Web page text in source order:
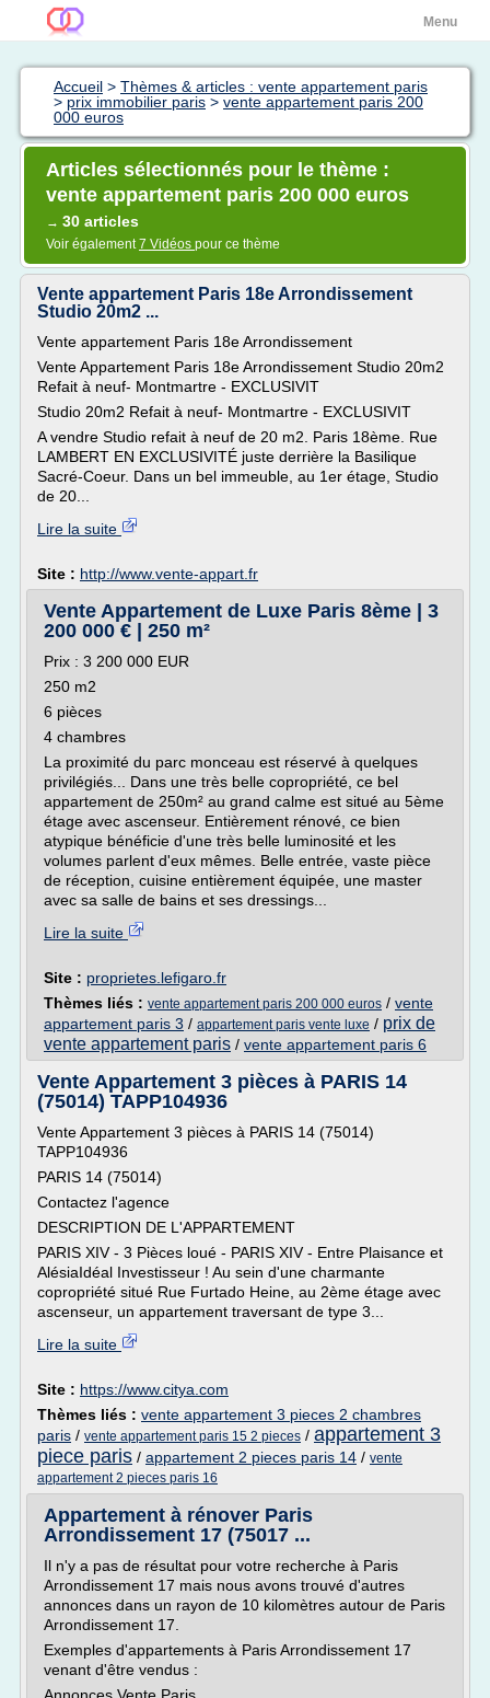
Menu
Accueil > Thèmes & articles : vente appartement paris
> prix immobilier paris > vente appartement paris 200
000 euros
Articles sélectionnés pour le thème :
vente appartement paris 200 000 euros
→ 30 articles
Voir également7 Vidéos pour ce thème
Vente appartement Paris 18e Arrondissement
Studio 20m2 ...
Vente appartement Paris 18e Arrondissement
Vente Appartement Paris 18e Arrondissement Studio 20m2
Refait à neuf- Montmartre - EXCLUSIVIT
Studio 20m2 Refait à neuf- Montmartre - EXCLUSIVIT
A vendre Studio refait à neuf de 20 m2. Paris 18ème. Rue
LAMBERT EN EXCLUSIVITÉ juste derrière la Basilique
Sacré-Coeur. Dans un bel immeuble, au 1er étage, Studio
de 20...
Lire la suite
Site : http://www.vente-appart.fr
Vente Appartement de Luxe Paris 8ème | 3
200 000 € | 250 m²
Prix : 3 200 000 EUR
250 m2
6 pièces
4 chambres
La proximité du parc monceau est réservé à quelques
privilégiés... Dans une très belle copropriété, ce bel
appartement de 250m² au grand calme est situé au 5ème
étage avec ascenseur. Entièrement rénové, ce bien
atypique bénéficie d'une très belle luminosité et les
volumes parlent d'eux mêmes. Belle entrée, vaste pièce
de réception, cuisine entièrement équipée, une master
avec sa salle de bains et ses dressings...
Lire la suite
Site : proprietes.lefigaro.fr
Thèmes liés : vente appartement paris 200 000 euros / vente
appartement paris 3 / appartement paris vente luxe / prix de
vente appartement paris / vente appartement paris 6
Vente Appartement 3 pièces à PARIS 14
(75014) TAPP104936
Vente Appartement 3 pièces à PARIS 14 (75014)
TAPP104936
PARIS 14 (75014)
Contactez l'agence
DESCRIPTION DE L'APPARTEMENT
PARIS XIV - 3 Pièces loué - PARIS XIV - Entre Plaisance et
AlésiaIdéal Investisseur ! Au sein d'une charmante
copropriété situé Rue Furtado Heine, au 2ème étage avec
ascenseur, un appartement traversant de type 3...
Lire la suite
Site : https://www.citya.com
Thèmes liés : vente appartement 3 pieces 2 chambres
paris / vente appartement paris 15 2 pieces / appartement 3
piece paris / appartement 2 pieces paris 14 / vente
appartement 2 pieces paris 16
Appartement à rénover Paris
Arrondissement 17 (75017 ...
Il n'y a pas de résultat pour votre recherche à Paris
Arrondissement 17 mais nous avons trouvé d'autres
annonces dans un rayon de 10 kilomètres autour de Paris
Arrondissement 17.
Exemples d'appartements à Paris Arrondissement 17
venant d'être vendus :